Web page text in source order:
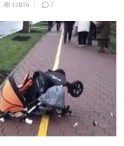
12856 7